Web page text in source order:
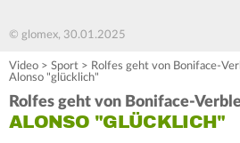
© glomex, 30.01.2025
Video > Sport > Rolfes geht von Boniface-
Alonso "glücklich"
Rolfes geht von Boniface-
ALONSO "GLÜCKLICH"